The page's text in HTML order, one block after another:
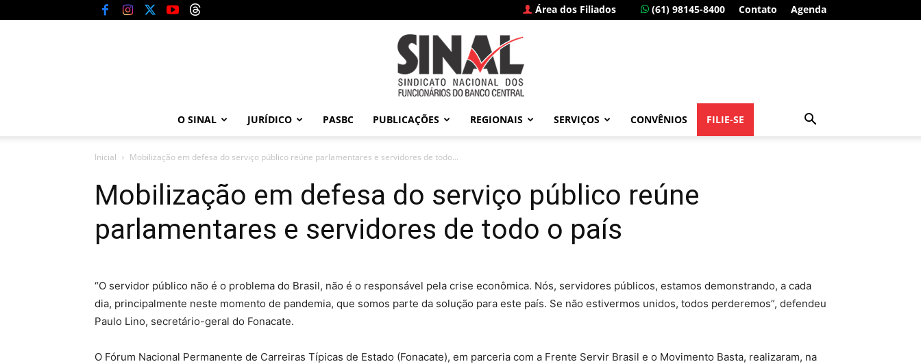
Área dos Filiados (61) 98145-8400 Contato Agenda
–
O SINAL JURÍDICO PASBC PUBLICAÇÕES REGIONAIS SERVIÇOS CONVÊNIOS FILIE-SE
Inicial Mobilização em defesa do serviço público reúne parlamentares e servidores de todo...
Mobilização em defesa do serviço público reúne
parlamentares e servidores de todo o país
“O servidor público não é o problema do Brasil, não é o responsável pela crise econômica. Nós, servidores públicos, estamos demonstrando, a cada
dia, principalmente neste momento de pandemia, que somos parte da solução para este país. Se não estivermos unidos, todos perderemos”, defendeu
Paulo Lino, secretário-geral do Fonacate.
O Fórum Nacional Permanente de Carreiras Típicas de Estado (Fonacate), em parceria com a Frente Servir Brasil e o Movimento Basta, realizaram, na